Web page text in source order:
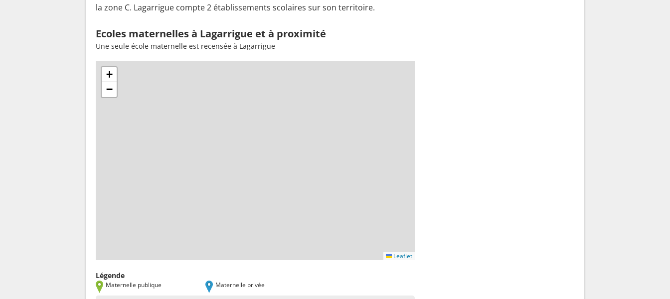
la zone C. Lagarrigue compte 2 établissements scolaires sur son territoire.
Ecoles maternelles à Lagarrigue et à proximité
Une seule école maternelle est recensée à Lagarrigue
+
−
Leaflet
Légende
Maternelle publique Maternelle privée